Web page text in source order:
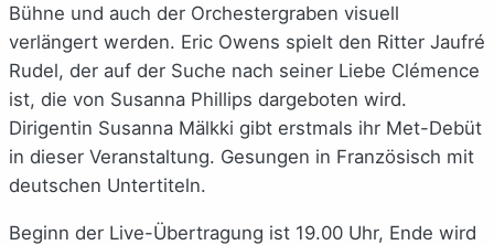
Bühne und auch der Orchestergraben visuell
verlängert werden. Eric Owens spielt den Ritter Jaufré
Rudel, der auf der Suche nach seiner Liebe Clémence
ist, die von Susanna Phillips dargeboten wird.
Dirigentin Susanna Mälkki gibt erstmals ihr Met-Debüt
in dieser Veranstaltung. Gesungen in Französisch mit
deutschen Untertiteln.
Beginn der Live-Übertragung ist 19.00 Uhr, Ende wird